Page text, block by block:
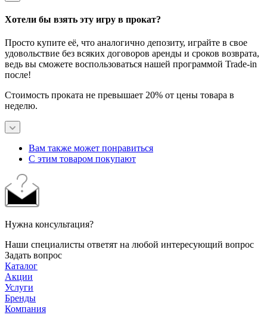
Хотели бы взять эту игру в прокат?
Просто купите её, что аналогично депозиту, играйте в свое
удовольствие без всяких договоров аренды и сроков возврата,
ведь вы сможете воспользоваться нашей программой Trade-in
после!
Стоимость проката не превышает 20% от цены товара в
неделю.
Вам также может понравиться
С этим товаром покупают
Нужна консультация?
Наши специалисты ответят на любой интересующий вопрос
Задать вопрос
Каталог
Акции
Услуги
Бренды
Компания